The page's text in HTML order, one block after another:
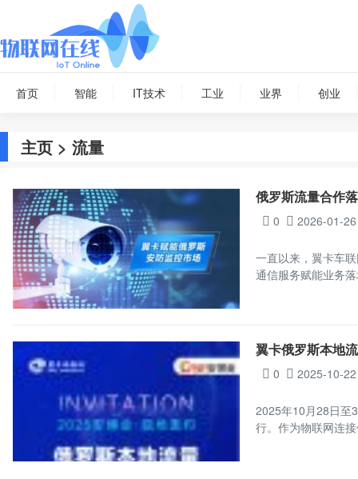
首页 智能 IT技术 工业 业界 创业
主页 > 流量
俄罗斯流量合作
0 2026-01-
一直以来，翼卡车
通信服务赋能业务
翼卡俄罗斯本地
0 2025-10-
2025年10月28日至
行。作为物联网连